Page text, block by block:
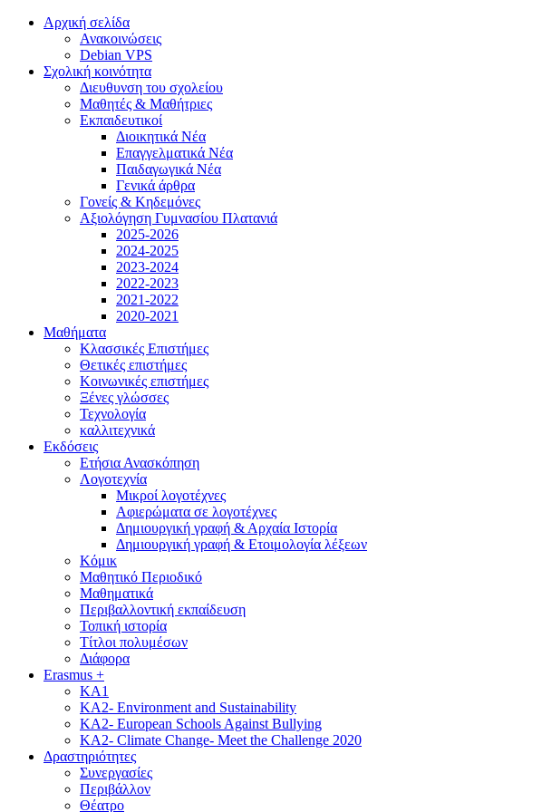
Αρχική σελίδα
Ανακοινώσεις
Debian VPS
Σχολική κοινότητα
Διευθυνση του σχολείου
Μαθητές & Μαθήτριες
Εκπαιδευτικοί
Διοικητικά Νέα
Επαγγελματικά Νέα
Παιδαγωγικά Νέα
Γενικά άρθρα
Γονείς & Κηδεμόνες
Αξιολόγηση Γυμνασίου Πλατανιά
2025-2026
2024-2025
2023-2024
2022-2023
2021-2022
2020-2021
Μαθήματα
Κλασσικές Επιστήμες
Θετικές επιστήμες
Κοινωνικές επιστήμες
Ξένες γλώσσες
Τεχνολογία
καλλιτεχνικά
Εκδόσεις
Ετήσια Ανασκόπηση
Λογοτεχνία
Μικροί λογοτέχνες
Αφιερώματα σε λογοτέχνες
Δημιουργική γραφή & Αρχαία Ιστορία
Δημιουργική γραφή & Ετοιμολογία λέξεων
Κόμικ
Μαθητικό Περιοδικό
Μαθηματικά
Περιβαλλοντική εκπαίδευση
Τοπική ιστορία
Τίτλοι πολυμέσων
Διάφορα
Erasmus +
KA1
KA2- Environment and Sustainability
KA2- European Schools Against Bullying
KA2- Climate Change- Meet the Challenge 2020
Δραστηριότητες
Συνεργασίες
Περιβάλλον
Θέατρο